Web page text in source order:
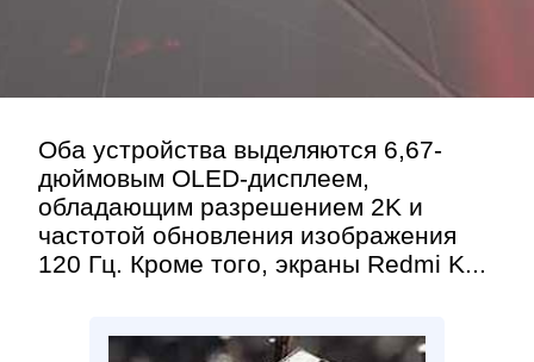
Оба устройства выделяются 6,67-
дюймовым OLED-дисплеем,
обладающим разрешением 2K и
частотой обновления изображения
120 Гц. Кроме того, экраны Redmi K...